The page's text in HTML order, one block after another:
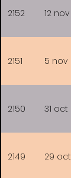
2152 12 nov
2151 5 nov
2150 31 oct
2149 29 oct